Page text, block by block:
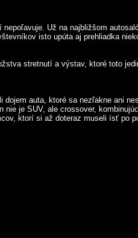
Už na najbližšom
isto upúta aj prehliadka
stretnutí a výstav, ktoré toto
auta, ktoré sa nezľakne ani
je SUV, ale crossover,
ktorí si až doteraz museli ísť po